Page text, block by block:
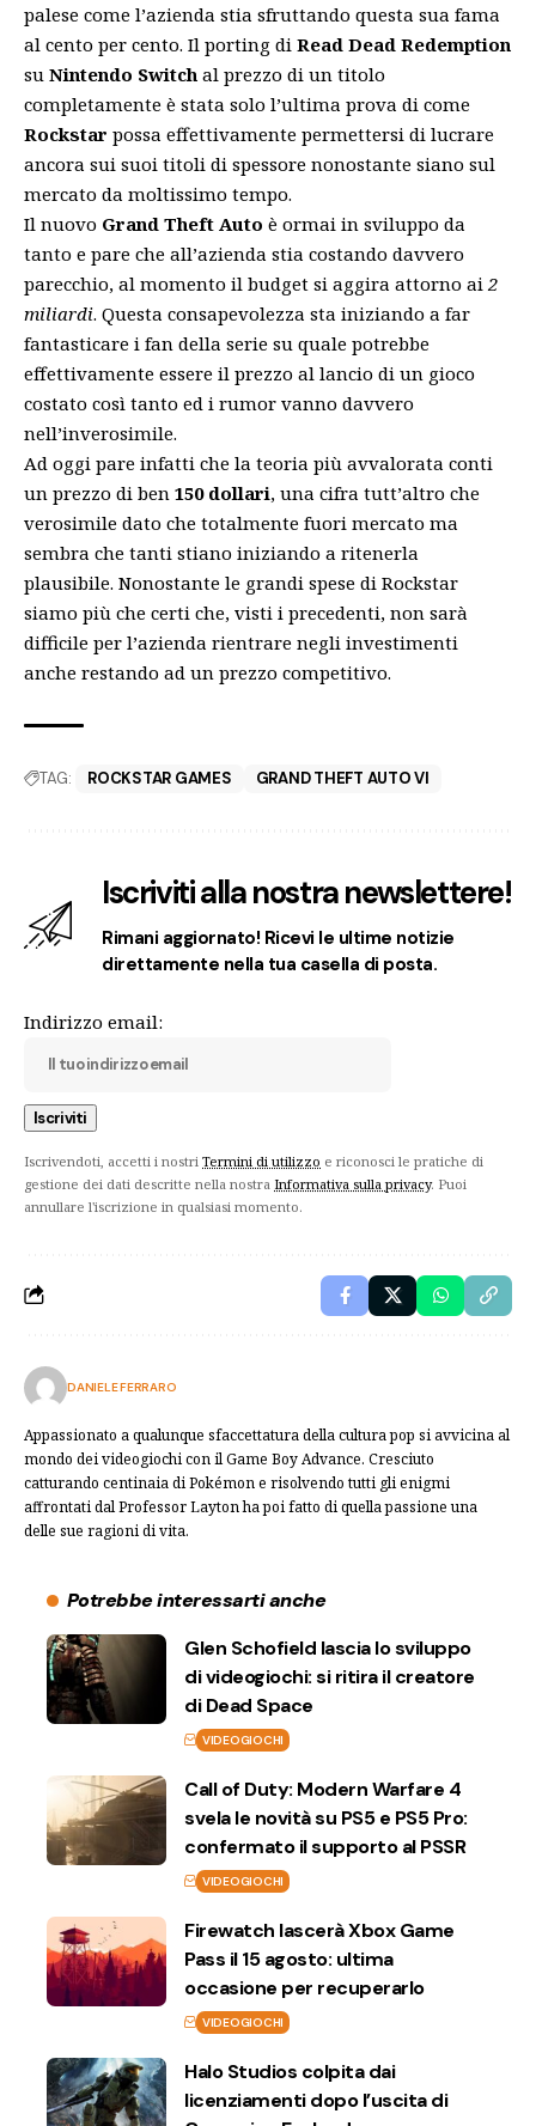
palese come l’azienda stia sfruttando questa sua fama
al cento per cento. Il porting di Read Dead Redemption
su Nintendo Switch al prezzo di un titolo
completamente è stata solo l’ultima prova di come
Rockstar possa effettivamente permettersi di lucrare
ancora sui suoi titoli di spessore nonostante siano sul
mercato da moltissimo tempo.
Il nuovo Grand Theft Auto è ormai in sviluppo da
tanto e pare che all’azienda stia costando davvero
parecchio, al momento il budget si aggira attorno ai 2
miliardi. Questa consapevolezza sta iniziando a far
fantasticare i fan della serie su quale potrebbe
effettivamente essere il prezzo al lancio di un gioco
costato così tanto ed i rumor vanno davvero
nell’inverosimile.
Ad oggi pare infatti che la teoria più avvalorata conti
un prezzo di ben 150 dollari, una cifra tutt’altro che
verosimile dato che totalmente fuori mercato ma
sembra che tanti stiano iniziando a ritenerla
plausibile. Nonostante le grandi spese di Rockstar
siamo più che certi che, visti i precedenti, non sarà
difficile per l’azienda rientrare negli investimenti
anche restando ad un prezzo competitivo.
TAG: ROCKSTAR GAMES GRAND THEFT AUTO VI
Iscriviti alla nostra newslettere!
Rimani aggiornato! Ricevi le ultime notizie
direttamente nella tua casella di posta.
Indirizzo email:
Iscrivendoti, accetti i nostri Termini di utilizzo e riconosci le pratiche di
gestione dei dati descritte nella nostra Informativa sulla privacy. Puoi
annullare l'iscrizione in qualsiasi momento.
DANIELE FERRARO
Appassionato a qualunque sfaccettatura della cultura pop si avvicina al
mondo dei videogiochi con il Game Boy Advance. Cresciuto
catturando centinaia di Pokémon e risolvendo tutti gli enigmi
affrontati dal Professor Layton ha poi fatto di quella passione una
delle sue ragioni di vita.
Potrebbe interessarti anche
Glen Schofield lascia lo sviluppo
di videogiochi: si ritira il creatore
di Dead Space
VIDEOGIOCHI
Call of Duty: Modern Warfare 4
svela le novità su PS5 e PS5 Pro:
confermato il supporto al PSSR
VIDEOGIOCHI
Firewatch lascerà Xbox Game
Pass il 15 agosto: ultima
occasione per recuperarlo
VIDEOGIOCHI
Halo Studios colpita dai
licenziamenti dopo l’uscita di